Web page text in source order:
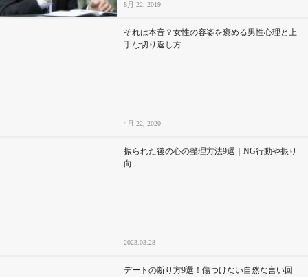
8月 22, 2019
それは本音？女性の容姿を褒める男性心理と上
手な切り返し方
4月 22, 2020
振られた後の心の整理方法9選｜NG行動や振り
向...
2023.03.28
デートの断り方9選！傷つけない自然な言い回